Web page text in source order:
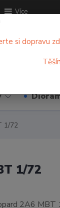
Více
1/72
1/72
si dopravu